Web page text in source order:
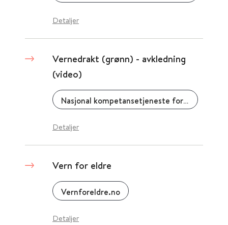
Detaljer
Vernedrakt (grønn) - avkledning
(video)
Nasjonal kompetansetjeneste for prehospital akuttmedisin (NAKOS)
Detaljer
Vern for eldre
Vernforeldre.no
Detaljer